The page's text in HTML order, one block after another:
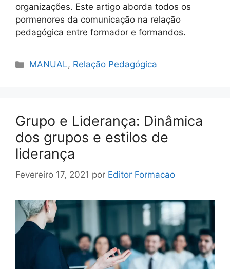
organizações. Este artigo aborda todos os
pormenores da comunicação na relação
pedagógica entre formador e formandos.
Categorias
MANUAL, Relação Pedagógica
Grupo e Liderança: Dinâmica
dos grupos e estilos de
liderança
Fevereiro 17, 2021 por Editor Formacao